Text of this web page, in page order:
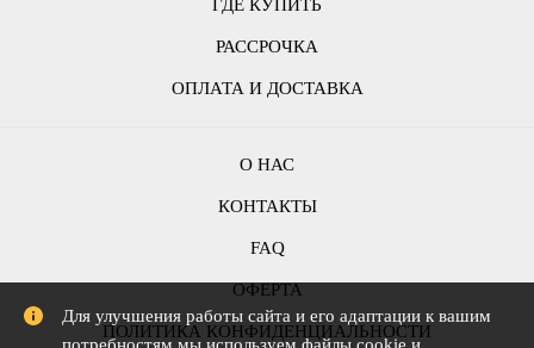
ГДЕ КУПИТЬ
РАССРОЧКА
ОПЛАТА И ДОСТАВКА
О НАС
КОНТАКТЫ
FAQ
ОФЕРТА
ПОЛИТИКА КОНФИДЕНЦИАЛЬНОСТИ
Для улучшения работы сайта и его адаптации к вашим